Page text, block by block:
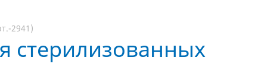
2941)
стерилизованных